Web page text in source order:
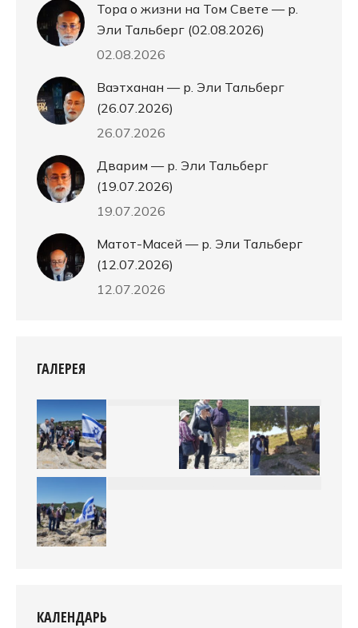
Тора о жизни на Том Свете — р.
Эли Тальберг (02.08.2026)
02.08.2026
Ваэтханан — р. Эли Тальберг
(26.07.2026)
26.07.2026
Дварим — р. Эли Тальберг
(19.07.2026)
19.07.2026
Матот-Масей — р. Эли Тальберг
(12.07.2026)
12.07.2026
ГАЛЕРЕЯ
КАЛЕНДАРЬ